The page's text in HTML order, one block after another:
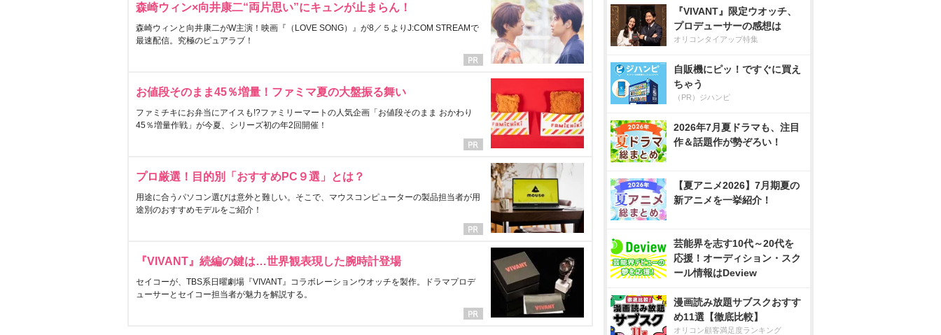
森崎ウィン×向井康二“両片思い”にキュンが止まらん！
森崎ウィンと向井康二がW主演！映画『（LOVE SONG）』が8／５よりJ:COM STREAMで
最速配信。究極のピュアラブ！
お値段そのまま45％増量！ファミマ夏の大盤振る舞い
ファミチキにお弁当にアイスも!?ファミリーマートの人気企画「お値段そのまま おかわり
45％増量作戦」が今夏、シリーズ初の年2回開催！
プロ厳選！目的別「おすすめPC９選」とは？
用途に合うパソコン選びは意外と難しい。そこで、マウスコンピューターの製品担当者が用
途別のおすすめモデルをご紹介！
『VIVANT』続編の鍵は…世界観表現した腕時計登場
セイコーが、TBS系日曜劇場『VIVANT』コラボレーションウオッチを製作。ドラマプロデ
ューサーとセイコー担当者が魅力を解説する。
『VIVANT』限定ウオッチ、
プロデューサーの感想は
オリコンタイアップ特集
自販機にピッ！ですぐに買え
ちゃう
（PR）ジハンピ
2026年7月夏ドラマも、注目
作＆話題作が勢ぞろい！
【夏アニメ2026】7月期夏の
新アニメを一挙紹介！
芸能界を志す10代～20代を
応援！オーディション・スク
ール情報はDeview
漫画読み放題サブスクおすす
め11選【徹底比較】
オリコン顧客満足度ランキング